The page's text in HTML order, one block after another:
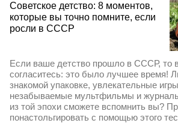
Советское детство: 8 моментов,
которые вы точно помните, если
росли в СССР
Если ваше детство прошло в СССР, то
согласитесь: это было лучшее время!
знакомой упаковке, увлекательные
незабываемые мультфильмы и
из той эпохи сможете вспомнить вы?
понастольгировать с помощью этого